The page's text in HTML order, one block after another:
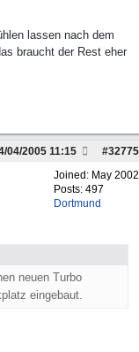
lassen nach dem
braucht der Rest eher
#32775
04/2005 11:15
Joined: May 2002
Posts: 497
Dortmund
neuen Turbo
eingebaut.